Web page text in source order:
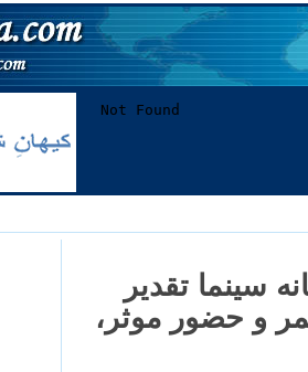
سينما تقدير
و حضور موثر،